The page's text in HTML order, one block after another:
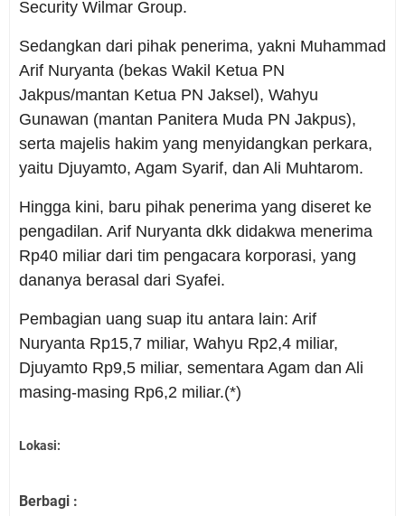
Security Wilmar Group.
Sedangkan dari pihak penerima, yakni Muhammad
Arif Nuryanta (bekas Wakil Ketua PN
Jakpus/mantan Ketua PN Jaksel), Wahyu
Gunawan (mantan Panitera Muda PN Jakpus),
serta majelis hakim yang menyidangkan perkara,
yaitu Djuyamto, Agam Syarif, dan Ali Muhtarom.
Hingga kini, baru pihak penerima yang diseret ke
pengadilan. Arif Nuryanta dkk didakwa menerima
Rp40 miliar dari tim pengacara korporasi, yang
dananya berasal dari Syafei.
Pembagian uang suap itu antara lain: Arif
Nuryanta Rp15,7 miliar, Wahyu Rp2,4 miliar,
Djuyamto Rp9,5 miliar, sementara Agam dan Ali
masing-masing Rp6,2 miliar.(*)
Lokasi:
Berbagi :